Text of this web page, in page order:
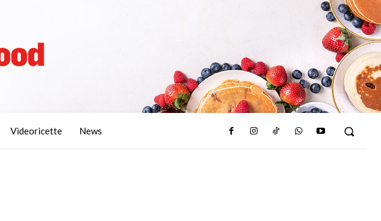
Videoricette News